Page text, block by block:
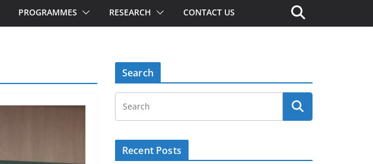
PROGRAMMES RESEARCH CONTACT US
Search
Recent Posts